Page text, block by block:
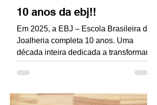
10 anos da ebj!!
Em 2025, a EBJ – Escola Brasileira de
Joalheria completa 10 anos. Uma
década inteira dedicada a transformar
vidas por meio da...